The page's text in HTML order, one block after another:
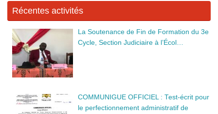
k
Récentes activités
La Soutenance de Fin de Formation du 3e
Cycle, Section Judiciaire à l’Écol…
COMMUNIGUE OFFICIEL : Test-écrit pour
le perfectionnement administratif de